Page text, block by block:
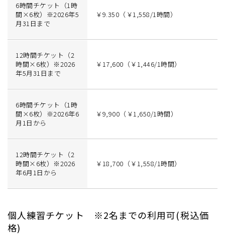
6時間チケット（1時
間×6枚）※2026年5
月31日まで
￥9.350（￥1,558/1時間）
12時間チケット（2
時間×6枚）※2026
年5月31日まで
￥17,600（￥1,446/1時間）
6時間チケット（1時
間×6枚）※2026年6
月1日から
￥9,900（￥1,650/1時間）
12時間チケット（2
時間×6枚）※2026
年6月1日から
￥18,700（￥1,558/1時間）
個人練習チケット ※2名までの利用可(税込価
格)